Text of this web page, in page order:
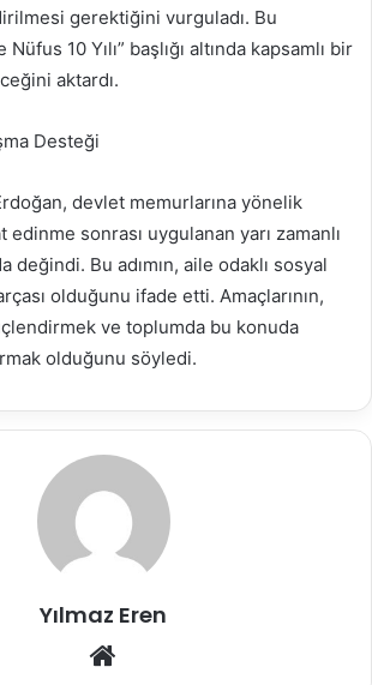
gerektiğini vurguladı. Bu
10 Yılı” başlığı altında kapsamlı bir
aktardı.
Desteği
devlet memurlarına yönelik
sonrası uygulanan yarı zamanlı
değindi. Bu adımın, aile odaklı sosyal
olduğunu ifade etti. Amaçlarının,
ve toplumda bu konuda
olduğunu söyledi.
Yılmaz Eren